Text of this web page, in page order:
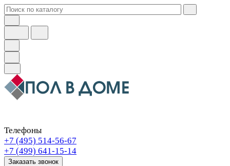
Телефоны
+7 (495) 514-56-67
+7 (499) 641-15-14
Заказать звонок